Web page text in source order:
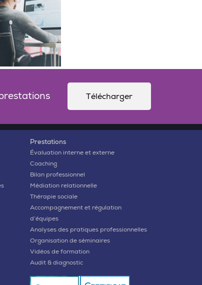
Télécharger
Prestations
Évaluation interne et externe
Coaching
Bilan professionnel
Médiation relationnelle
Thérapie sociale
Accompagnement et régulation
d’équipes
Analyses des pratiques professionnelles
Organisation de séminaires
Vidéos de formation
Audit & diagnostic